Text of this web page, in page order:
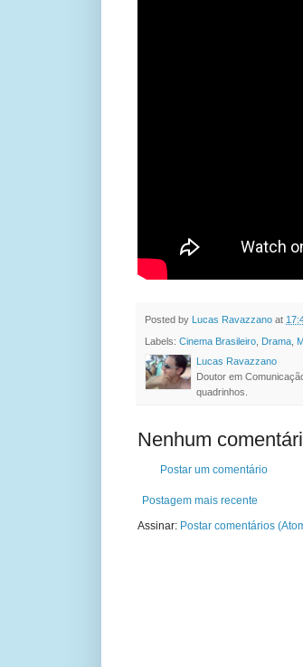
Posted by Lucas Ravazzano at
Labels: Cinema Brasileiro Drama
Lucas Ravazzano
Doutor em
quadrinhos.
Nenhum
Postar um comentário
Postagem mais recente
Assinar: Postar comentários